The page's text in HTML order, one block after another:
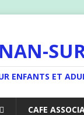
ENFANTS ET
CAFE